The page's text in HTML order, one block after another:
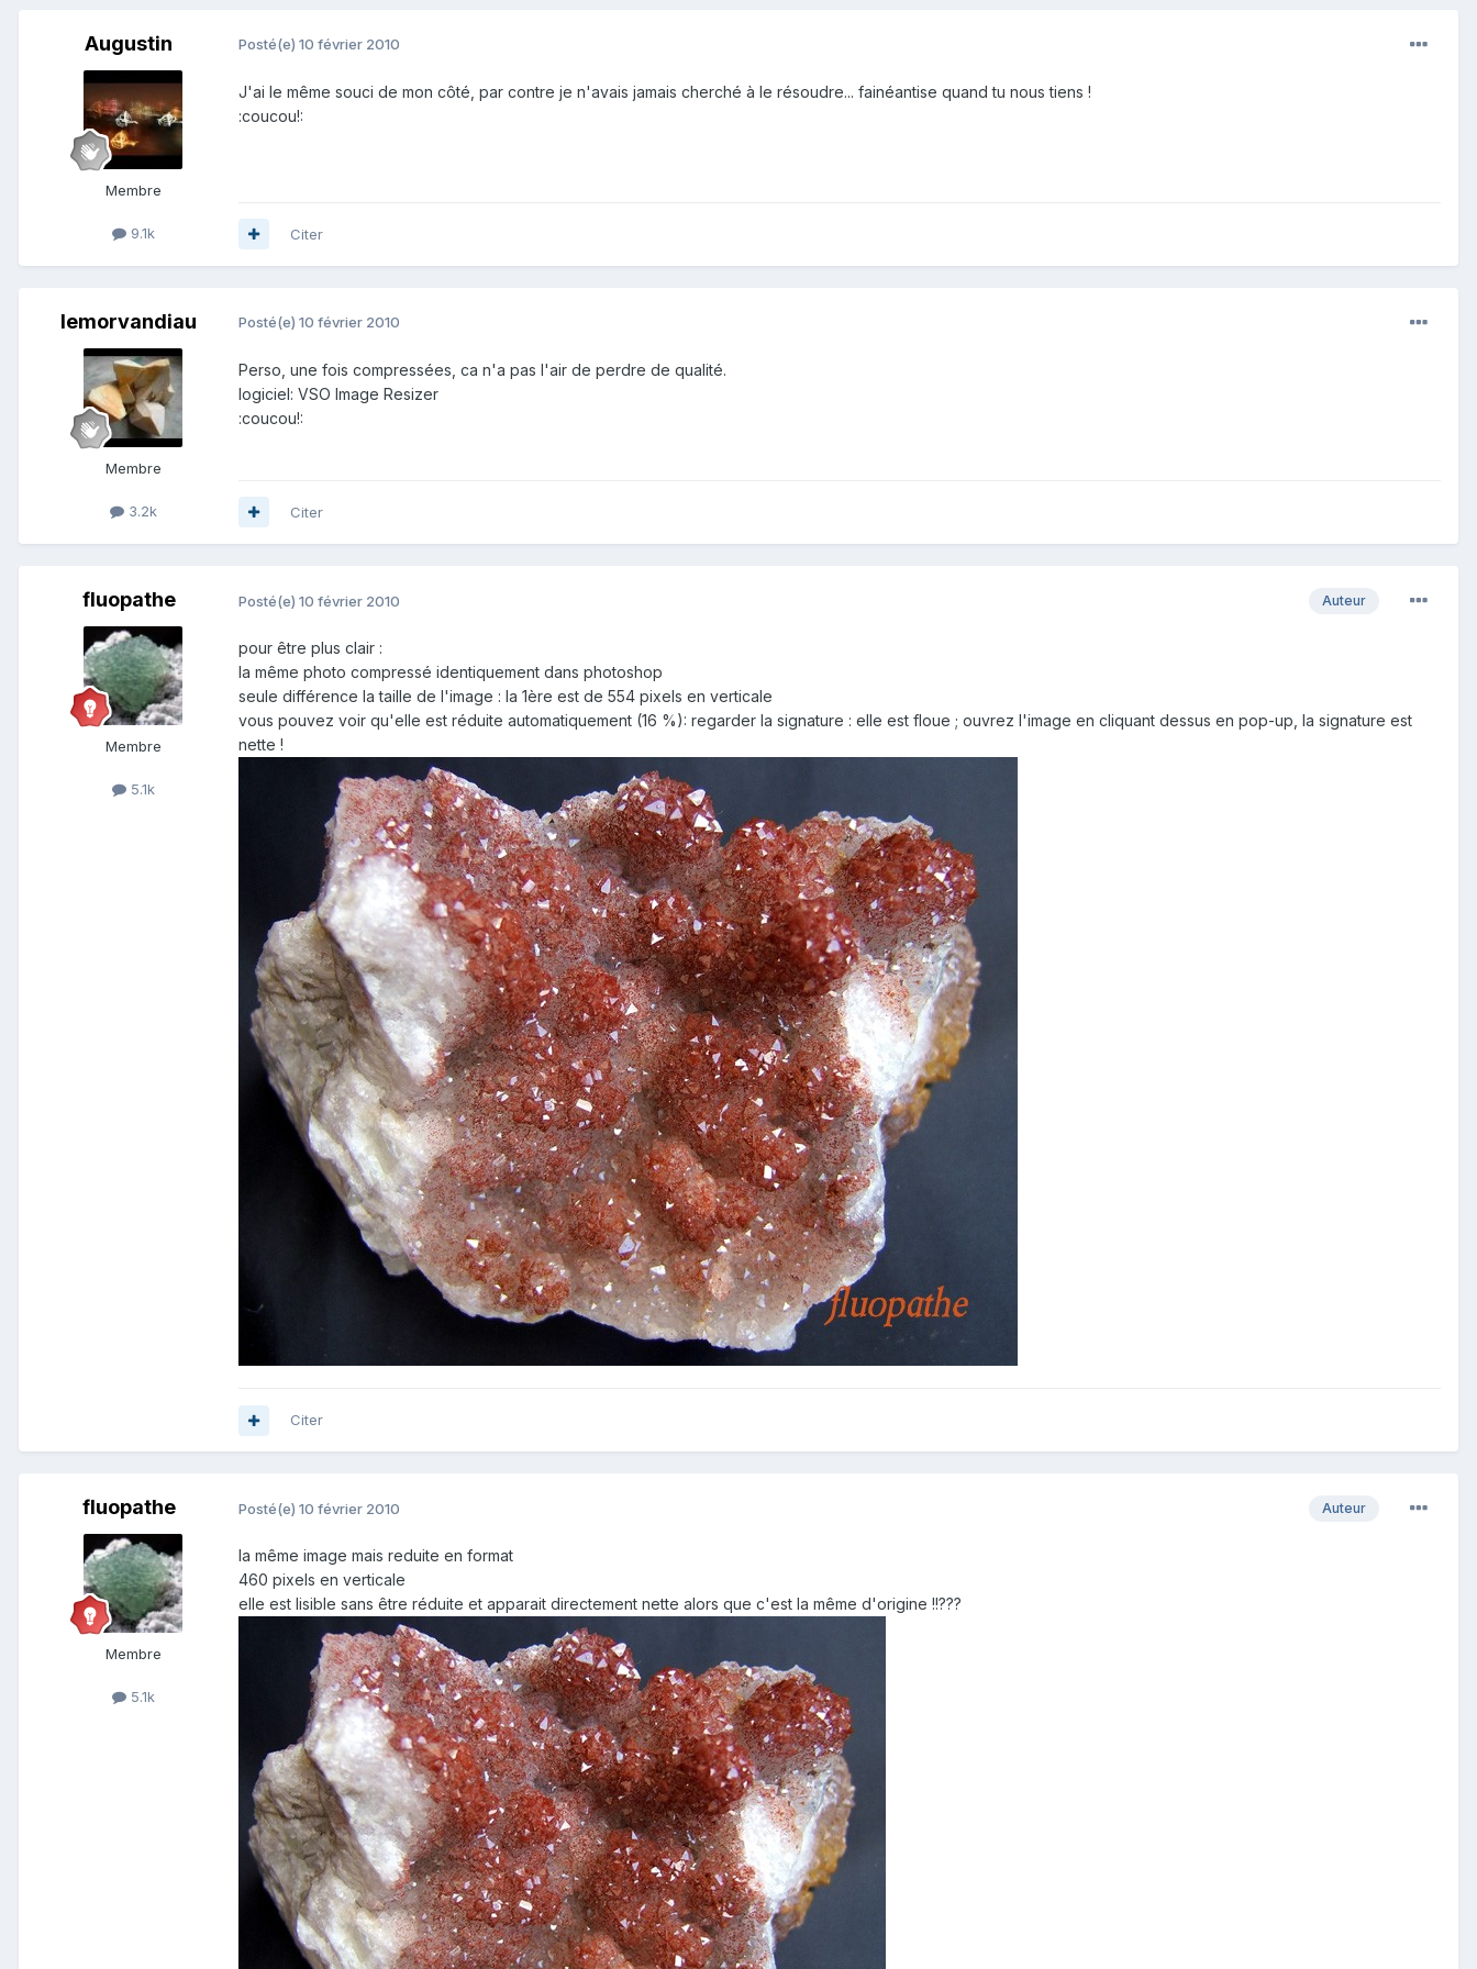
Augustin
Membre
9.1k
Posté(e) 10 février 2010
J'ai le même souci de mon côté, par contre je n'avais jamais cherché à le résoudre... fainéantise quand tu nous tiens !
:coucou!:
Citer
lemorvandiau
Membre
3.2k
Posté(e) 10 février 2010
Perso, une fois compressées, ca n'a pas l'air de perdre de qualité.
logiciel: VSO Image Resizer
:coucou!:
Citer
fluopathe
Membre
5.1k
Auteur
Posté(e) 10 février 2010
pour être plus clair :
la même photo compressé identiquement dans photoshop
seule différence la taille de l'image : la 1ère est de 554 pixels en verticale
vous pouvez voir qu'elle est réduite automatiquement (16 %): regarder la signature : elle est floue ; ouvrez l'image en cliquant dessus en pop-up, la signature est
nette !
Citer
fluopathe
Membre
5.1k
Auteur
Posté(e) 10 février 2010
la même image mais reduite en format
460 pixels en verticale
elle est lisible sans être réduite et apparait directement nette alors que c'est la même d'origine !!???